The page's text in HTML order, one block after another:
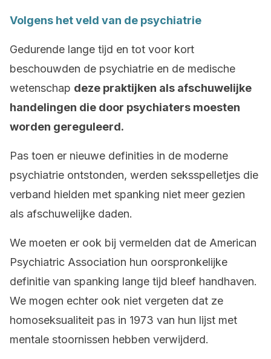
Volgens het veld van de psychiatrie
Gedurende lange tijd en tot voor kort
beschouwden de psychiatrie en de medische
wetenschap deze praktijken als afschuwelijke
handelingen die door psychiaters moesten
worden gereguleerd.
Pas toen er nieuwe definities in de moderne
psychiatrie ontstonden, werden seksspelletjes die
verband hielden met spanking niet meer gezien
als afschuwelijke daden.
We moeten er ook bij vermelden dat de American
Psychiatric Association hun oorspronkelijke
definitie van spanking lange tijd bleef handhaven.
We mogen echter ook niet vergeten dat ze
homoseksualiteit pas in 1973 van hun lijst met
mentale stoornissen hebben verwijderd.